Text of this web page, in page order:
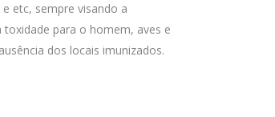
etc, sempre visando a
para o homem, aves e
dos locais imunizados.